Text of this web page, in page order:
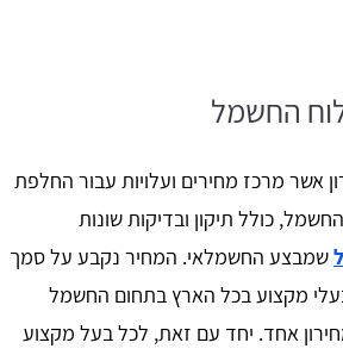
החשמל
אשר מרכז מחירים ועלויות עבור החלפת
כולל תיקון ובדיקות שונות
שמבצע החשמלאי. המחיר נקבע על סמך
מקצוע בכל הארץ בתחום החשמל
אחד. יחד עם זאת, לכל בעל מקצוע